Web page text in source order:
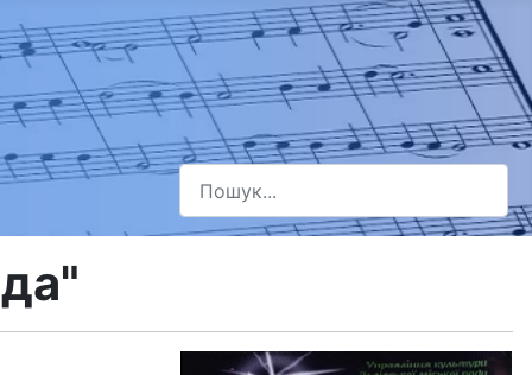
Пошук
Type 2 or more characters for results.